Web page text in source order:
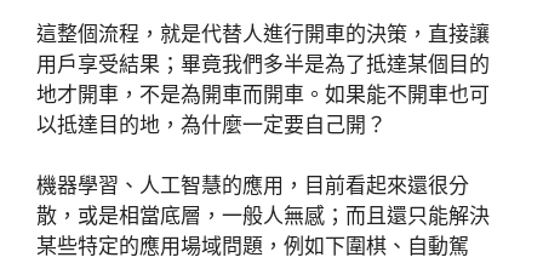
這整個流程，就是代替人進行開車的決策，直接讓
用戶享受結果；畢竟我們多半是為了抵達某個目的
地才開車，不是為開車而開車。如果能不開車也可
以抵達目的地，為什麼一定要自己開？
機器學習、人工智慧的應用，目前看起來還很分
散，或是相當底層，一般人無感；而且還只能解決
某些特定的應用場域問題，例如下圍棋、自動駕